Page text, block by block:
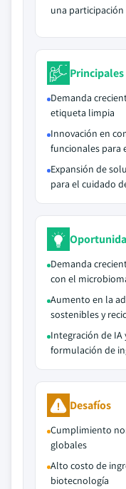
una participación
Demanda
etiqueta limpia
Innovación en
funcionales para
Expansión de
para el cuidado
Demanda
con el
Aumento en la
sostenibles y
Integración de IA
formulación de
Desafíos
Cumplimiento
globales
Alto costo de
biotecnología